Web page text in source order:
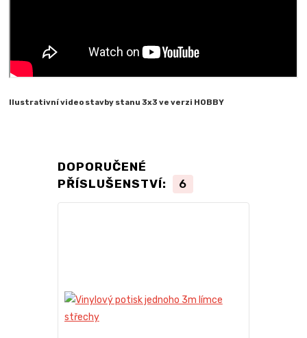
Ilustrativní video stavby stanu 3x3 ve verzi HOBBY
DOPORUČENÉ
PŘÍSLUŠENSTVÍ:
6